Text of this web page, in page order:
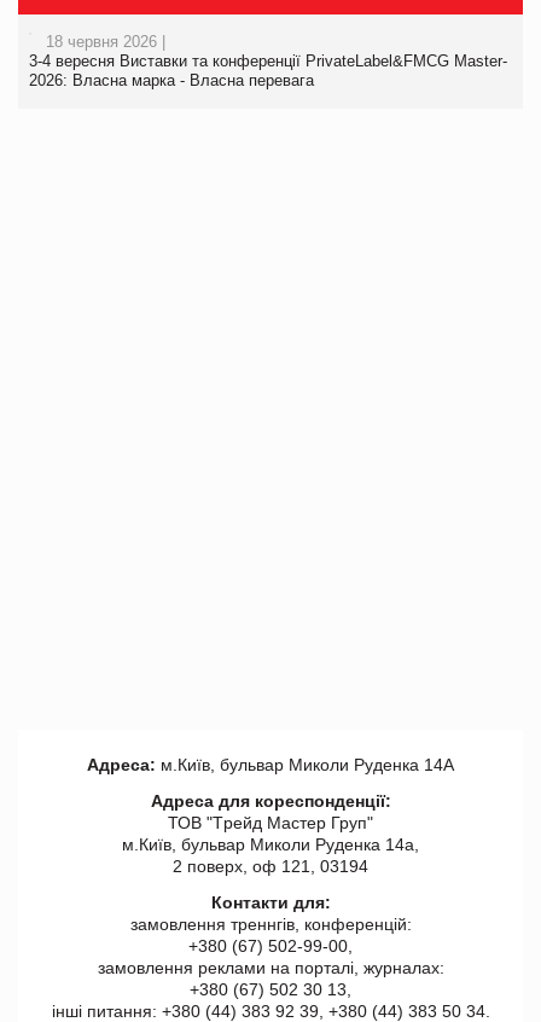
18 червня 2026 |
3-4 вересня Виставки та конференції PrivateLabel&FMCG Master-
2026: Власна марка - Власна перевага
Адреса: м.Київ, бульвар Миколи Руденка 14А
Адреса для кореспонденції:
ТОВ "Tрейд Мастер Груп"
м.Київ, бульвар Миколи Руденка 14а,
2 поверх, оф 121, 03194
Контакти для:
замовлення треннгів, конференцій:
+380 (67) 502-99-00,
замовлення реклами на порталі, журналах:
+380 (67) 502 30 13,
інші питання: +380 (44) 383 92 39, +380 (44) 383 50 34.